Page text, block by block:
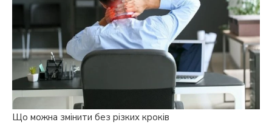
Що можна змінити без різких кроків